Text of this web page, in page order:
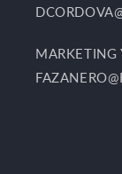
MARKETING